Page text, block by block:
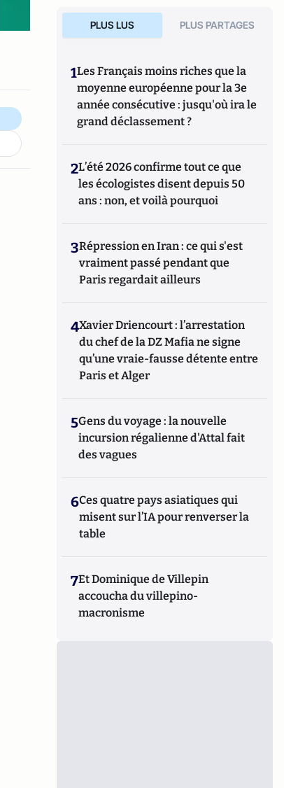
PLUS LUS PLUS PARTAGES
1Les Français moins riches que la
moyenne européenne pour la 3e
année consécutive : jusqu'où ira le
grand déclassement ?
2L’été 2026 confirme tout ce que
les écologistes disent depuis 50
ans : non, et voilà pourquoi
3Répression en Iran : ce qui s'est
vraiment passé pendant que
Paris regardait ailleurs
4Xavier Driencourt : l’arrestation
du chef de la DZ Mafia ne signe
qu’une vraie-fausse détente entre
Paris et Alger
5Gens du voyage : la nouvelle
incursion régalienne d'Attal fait
des vagues
6Ces quatre pays asiatiques qui
misent sur l’IA pour renverser la
table
7Et Dominique de Villepin
accoucha du villepino-
macronisme